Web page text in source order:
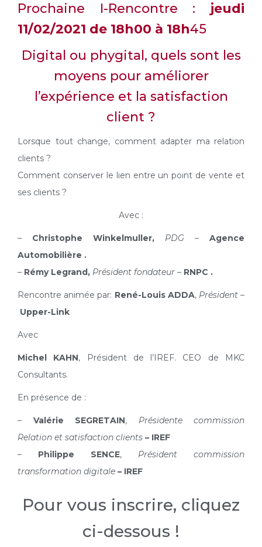
Prochaine I-Rencontre : jeudi
11/02/2021 de 18h00 à 18h45
Digital ou phygital, quels sont les
moyens pour améliorer
l’expérience et la satisfaction
client ?
Lorsque tout change, comment adapter ma relation
clients ?
Comment conserver le lien entre un point de vente et
ses clients ?
Avec :
– Christophe Winkelmuller, PDG – Agence
Automobilière .
– Rémy Legrand, Président fondateur – RNPC .
Rencontre animée par: René-Louis ADDA, Président–
Upper-Link
Avec
Michel KAHN, Président de l’IREF. CEO de MKC
Consultants.
En présence de :
– Valérie SEGRETAIN, Présidente commission
Relation et satisfaction clients – IREF
– Philippe SENCE, Président commission
transformation digitale – IREF
Pour vous inscrire, cliquez
ci-dessous !